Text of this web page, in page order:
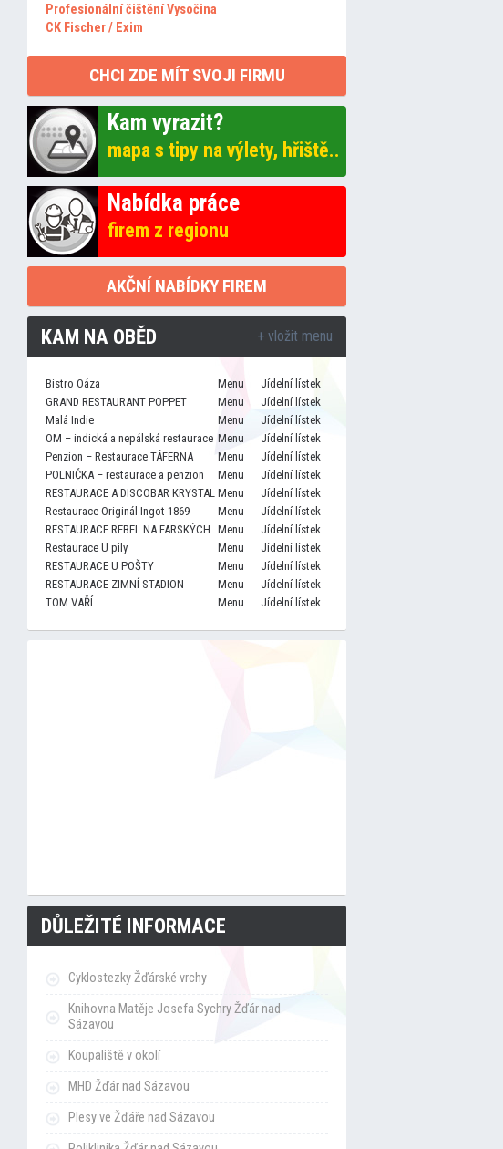
Profesionální čištění Vysočina
CK Fischer / Exim
CHCI ZDE MÍT SVOJI FIRMU
Kam vyrazit?
mapa s tipy na výlety, hřiště..
Nabídka práce
firem z regionu
AKČNÍ NABÍDKY FIREM
KAM NA OBĚD + vložit menu
Bistro Oáza Menu
Jídelní lístek
GRAND RESTAURANT POPPET
Menu
Jídelní lístek
Malá Indie
Menu
Jídelní lístek
OM – indická a nepálská restaurace Menu
Jídelní lístek
Penzion – Restaurace TÁFERNA
Menu
Jídelní lístek
POLNIČKA – restaurace a penzion
Menu
Jídelní lístek
RESTAURACE A DISCOBAR KRYSTAL Menu
Jídelní lístek
Restaurace Originál Ingot 1869
Menu
Jídelní lístek
RESTAURACE REBEL NA FARSKÝCH Menu
Jídelní lístek
Restaurace U pily
Menu
Jídelní lístek
RESTAURACE U POŠTY
Menu
Jídelní lístek
RESTAURACE ZIMNÍ STADION
Menu
Jídelní lístek
TOM VAŘÍ
Menu Jídelní lístek
DŮLEŽITÉ INFORMACE
Cyklostezky Žďárské vrchy
Knihovna Matěje Josefa Sychry Žďár nad
Sázavou
Koupaliště v okolí
MHD Žďár nad Sázavou
Plesy ve Žďáře nad Sázavou